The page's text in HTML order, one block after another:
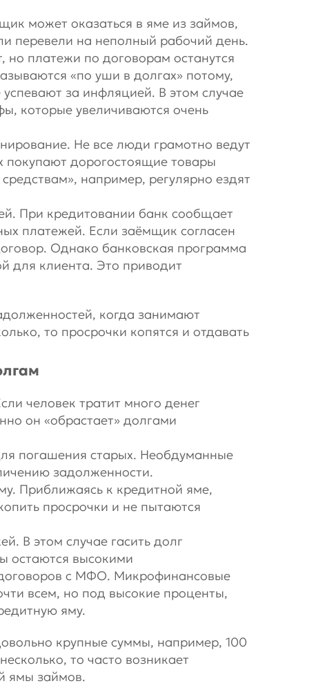
может оказаться в яме из займов,
перевели на неполный рабочий день.
но платежи по договорам останутся
«по уши в долгах» потому,
за инфляцией. В этом случае
которые увеличиваются очень
Не все люди грамотно ведут
дорогостоящие товары
например, регулярно ездят
При кредитовании банк сообщает
платежей. Если заёмщик согласен
Однако банковская программа
для клиента. Это приводит
когда занимают
то просрочки копятся и отдавать
человек тратит много денег
он «обрастает» долгами
погашения старых. Необдуманные
задолженности.
Приближаясь к кредитной яме,
просрочки и не пытаются
В этом случае гасить долг
остаются высокими
с МФО. Микрофинансовые
всем, но под высокие проценты,
яму.
крупные суммы, например, 100
то часто возникает
ямы займов.